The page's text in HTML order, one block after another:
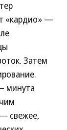
«кардио» —
Затем
минута
свежее,